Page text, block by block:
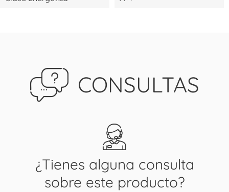
CONSULTAS
¿Tienes alguna consulta
sobre este producto?